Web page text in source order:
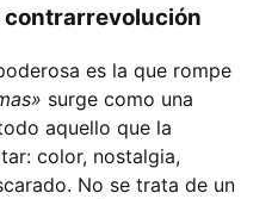
contrarrevolución
es la que rompe
surge como una
aquello que la
color, nostalgia,
No se trata de un